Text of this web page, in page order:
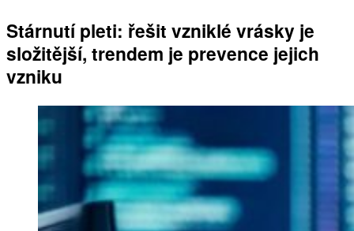
Stárnutí pleti: řešit vzniklé vrásky je
složitější, trendem je prevence jejich
vzniku